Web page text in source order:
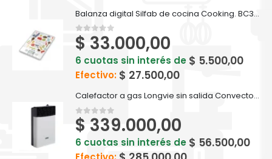
Balanza digital Silfab de cocina Cooking. BC300
0out of 5
$ 33.000,00
6 cuotas sin interés de $ 5.500,00
Efectivo: $ 27.500,00
Calefactor a gas Longvie sin salida Convector Eca3s 3200 Kcal Recta
0out of 5
$ 339.000,00
6 cuotas sin interés de $ 56.500,00